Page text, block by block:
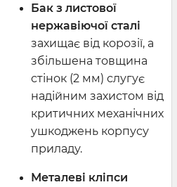
Бак з листової
нержавіючої сталі
захищає від корозії, а
збільшена товщина
стінок (2 мм) слугує
надійним захистом від
критичних механічних
ушкоджень корпусу
приладу.
Металеві кліпси